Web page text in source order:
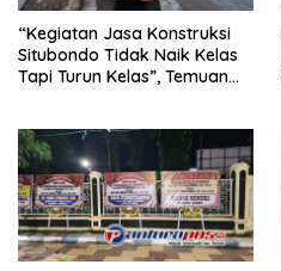
“Kegiatan Jasa Konstruksi
Situbondo Tidak Naik Kelas
Tapi Turun Kelas”, Temuan